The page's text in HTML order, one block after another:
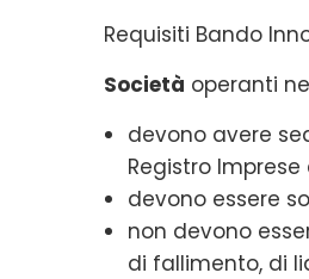
Requisiti Bando
Società operanti
devono avere
Registro
devono essere
non devono
di fallimento, di